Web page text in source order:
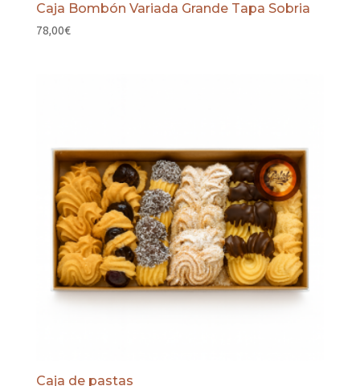
Caja Bombón Variada Grande Tapa Sobria
78,00€
Caja de pastas